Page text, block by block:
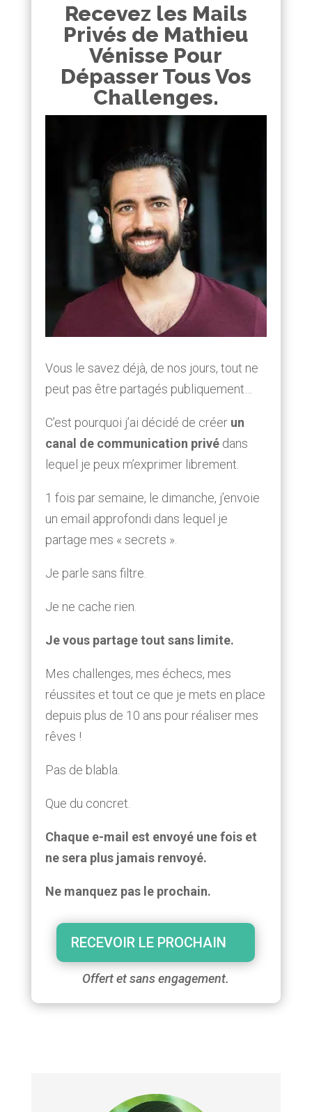
Recevez les Mails
Privés de Mathieu
Vénisse Pour
Dépasser Tous Vos
Challenges.
Vous le savez déjà, de nos jours, tout ne
peut pas être partagés publiquement…
C’est pourquoi j’ai décidé de créer un
canal de communication privé dans
lequel je peux m’exprimer librement.
1 fois par semaine, le dimanche, j’envoie
un email approfondi dans lequel je
partage mes « secrets ».
Je parle sans filtre.
Je ne cache rien.
Je vous partage tout sans limite.
Mes challenges, mes échecs, mes
réussites et tout ce que je mets en place
depuis plus de 10 ans pour réaliser mes
rêves !
Pas de blabla.
Que du concret.
Chaque e-mail est envoyé une fois et
ne sera plus jamais renvoyé.
Ne manquez pas le prochain.
RECEVOIR LE PROCHAIN
Offert et sans engagement.